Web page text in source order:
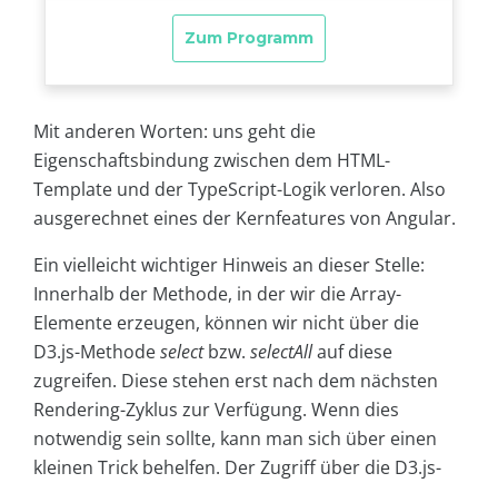
Mit anderen Worten: uns geht die
Eigenschaftsbindung zwischen dem HTML-
Template und der TypeScript-Logik verloren. Also
ausgerechnet eines der Kernfeatures von Angular.
Ein vielleicht wichtiger Hinweis an dieser Stelle:
Innerhalb der Methode, in der wir die Array-
Elemente erzeugen, können wir nicht über die
D3.js-Methodeselectbzw. selectAllauf diese
zugreifen. Diese stehen erst nach dem nächsten
Rendering-Zyklus zur Verfügung. Wenn dies
notwendig sein sollte, kann man sich über einen
kleinen Trick behelfen. Der Zugriff über die D3.js-